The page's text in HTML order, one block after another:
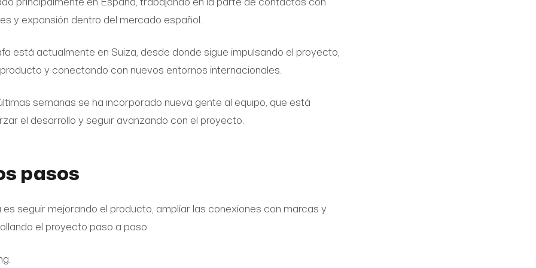
y expansión dentro del mercado español.
está actualmente en Suiza, desde donde sigue impulsando el proyecto,
y conectando con nuevos entornos internacionales.
semanas se ha incorporado nueva gente al equipo, que está
el desarrollo y seguir avanzando con el proyecto.
pasos
seguir mejorando el producto, ampliar las conexiones con marcas y
el proyecto paso a paso.